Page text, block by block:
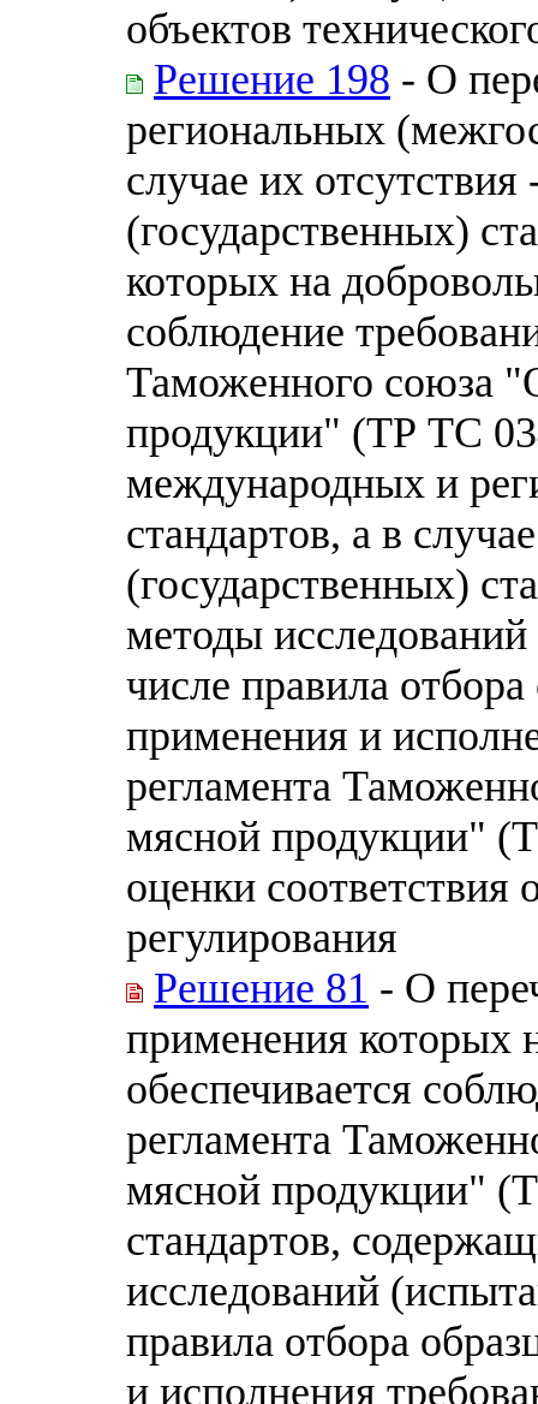
объектов
Решение 198 - О
региональных
случае их
(государственных)
которых на
соблюдение
Таможенного союза
продукции" (ТР ТС
международных и
стандартов, а в
(государственных)
методы
числе правила
применения и
регламента
мясной продукции"
оценки соответствия
регулирования
Решение 81 - О
применения которых
обеспечивается
регламента
мясной продукции"
стандартов,
исследований
правила отбора
и исполнения